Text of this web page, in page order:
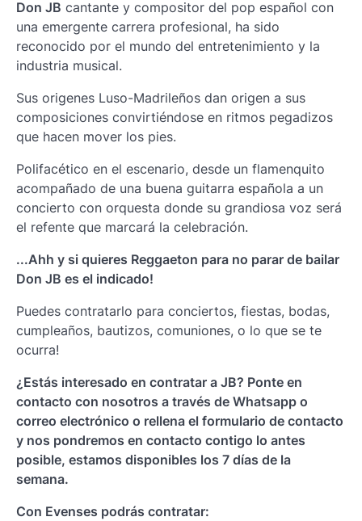
Don JB cantante y compositor del pop español con
una emergente carrera profesional, ha sido
reconocido por el mundo del entretenimiento y la
industria musical.
Sus origenes Luso-Madrileños dan origen a sus
composiciones convirtiéndose en ritmos pegadizos
que hacen mover los pies.
Polifacético en el escenario, desde un flamenquito
acompañado de una buena guitarra española a un
concierto con orquesta donde su grandiosa voz será
el refente que marcará la celebración.
...Ahh y si quieres Reggaeton para no parar de bailar
Don JB es el indicado!
Puedes contratarlo para conciertos, fiestas, bodas,
cumpleaños, bautizos, comuniones, o lo que se te
ocurra!
¿Estás interesado en contratar a JB? Ponte en
contacto con nosotros a través de Whatsapp o
correo electrónico o rellena el formulario de contacto
y nos pondremos en contacto contigo lo antes
posible, estamos disponibles los 7 días de la
semana.
Con Evenses podrás contratar: